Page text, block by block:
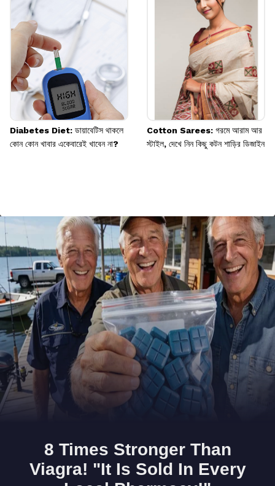
Diabetes Diet: ডায়াবেটিস থাকলে
কোন কোন খাবার একেবারেই খাবেন না?
Cotton Sarees: গরমে আরাম আর
স্টাইল, দেখে নিন কিছু কটন শাড়ির ডিজাইন